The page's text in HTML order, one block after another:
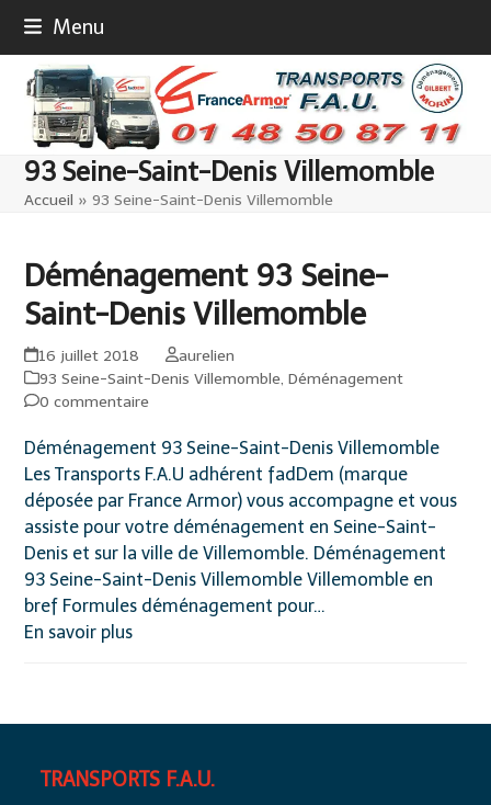
content
Menu
93 Seine-Saint-Denis Villemomble
Accueil »93 Seine-Saint-Denis Villemomble
Déménagement 93 Seine-
Saint-Denis Villemomble
16 juillet 2018
aurelien
93 Seine-Saint-Denis Villemomble,Déménagement
0 commentaire
Déménagement 93 Seine-Saint-Denis Villemomble
Les Transports F.A.U adhérent fadDem (marque
déposée par France Armor) vous accompagne et vous
assiste pour votre déménagement en Seine-Saint-
Denis et sur la ville de Villemomble. Déménagement
93 Seine-Saint-Denis Villemomble Villemomble en
bref Formules déménagement pour…
En savoir plus
TRANSPORTS F.A.U.